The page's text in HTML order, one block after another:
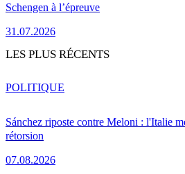
Schengen à l’épreuve
31.07.2026
LES PLUS RÉCENTS
Sánchez riposte contre Meloni : l'Italie
rétorsion
07.08.2026
POLITIQUE